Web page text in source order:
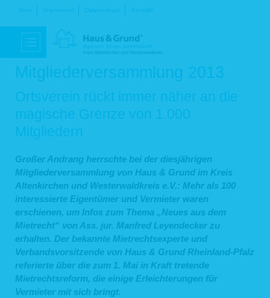
Navigation
Start Impressum Datenschutz Kontakt
Mitgliederversammlung 2013
Ortsverein rückt immer näher an die
magische Grenze von 1.000
Mitgliedern
Großer Andrang herrschte bei der diesjährigen
Mitgliederversammlung von Haus & Grund im Kreis
Altenkirchen und Westerwaldkreis e.V.: Mehr als 100
interessierte Eigentümer und Vermieter waren
erschienen, um Infos zum Thema „Neues aus dem
Mietrecht“ von Ass. jur. Manfred Leyendecker zu
erhalten. Der bekannte Mietrechtsexperte und
Verbandsvorsitzende von Haus & Grund Rheinland-Pfalz
referierte über die zum 1. Mai in Kraft tretende
Mietrechtsreform, die einige Erleichterungen für
Vermieter mit sich bringt.